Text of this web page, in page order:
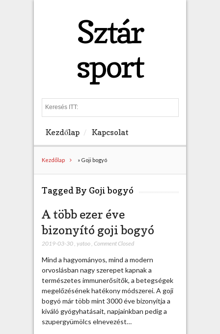
Sztár
sport
e
h
Kezdőlap Kapcsolat
Kezdőlap » Goji bogyó
Tagged By Goji bogyó
A több ezer éve
bizonyító goji bogyó
2019-03-30, yatoo, Comment Closed
Mind a hagyományos, mind a modern
orvoslásban nagy szerepet kapnak a
természetes immunerősítők, a betegségek
megelőzésének hatékony módszerei. A goji
bogyó már több mint 3000 éve bizonyítja a
kiváló gyógyhatásait, napjainkban pedig a
szupergyümölcs elnevezést…